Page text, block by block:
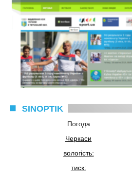
SINOPTIK
Погода
Черкаси
вологість:
тиск: